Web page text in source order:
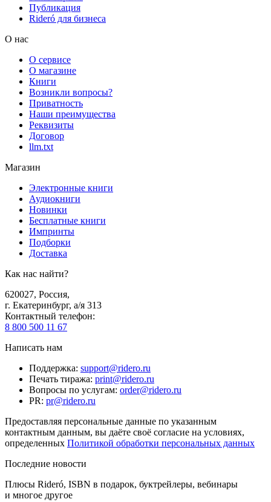
Публикация
Rideró для бизнеса
О нас
О сервисе
О магазине
Книги
Возникли вопросы?
Приватность
Наши преимущества
Реквизиты
Договор
llm.txt
Магазин
Электронные книги
Аудиокниги
Новинки
Бесплатные книги
Импринты
Подборки
Доставка
Как нас найти?
620027, Россия,
г. Екатеринбург, а/я 313
Контактный телефон:
8 800 500 11 67
Написать нам
Поддержка: support@ridero.ru
Печать тиража: print@ridero.ru
Вопросы по услугам: order@ridero.ru
PR: pr@ridero.ru
Предоставляя персональные данные по указанным
контактным данным, вы даёте своё согласие на условиях,
определенных Политикой обработки персональных данных
Последние новости
Плюсы Rideró, ISBN в подарок, буктрейлеры, вебинары
и многое другое